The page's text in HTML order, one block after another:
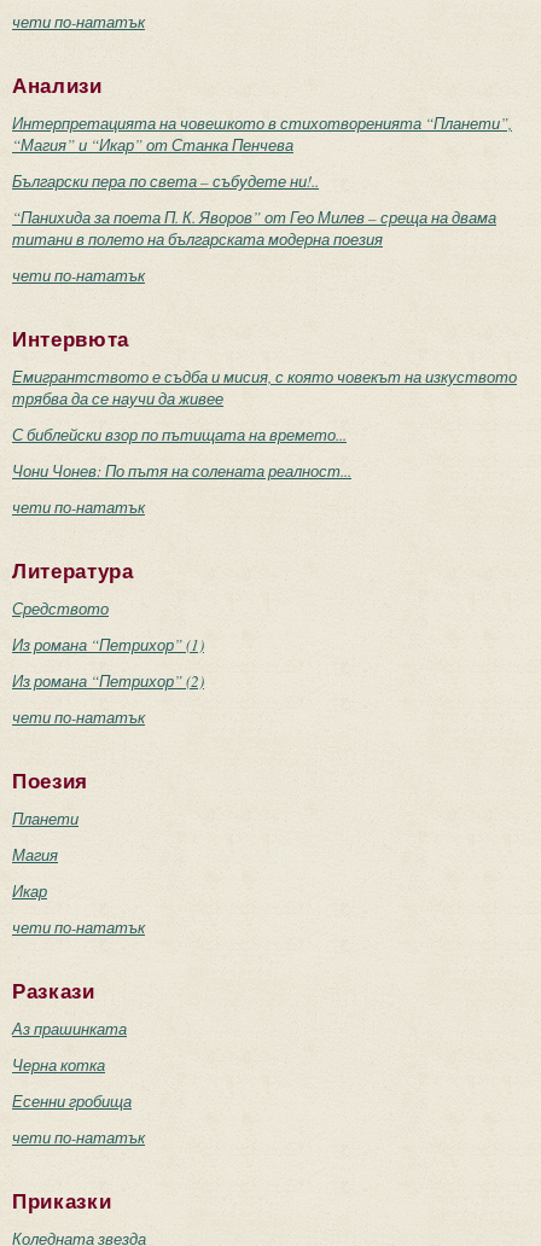
чети по-нататък
Анализи
Интерпретацията на човешкото в стихотворенията “Планети”,
“Магия” и “Икар” от Станка Пенчева
Български пера по света – събудете ни!..
“Панихида за поета П. К. Яворов” от Гео Милев – среща на двама
титани в полето на българската модерна поезия
чети по-нататък
Интервюта
Емигрантството е съдба и мисия, с която човекът на изкуството
трябва да се научи да живее
С библейски взор по пътищата на времето...
Чони Чонев: По пътя на солената реалност...
чети по-нататък
Литература
Средството
Из романа “Петрихор” (1)
Из романа “Петрихор” (2)
чети по-нататък
Поезия
Планети
Магия
Икар
чети по-нататък
Разкази
Аз прашинката
Черна котка
Есенни гробища
чети по-нататък
Приказки
Коледната звезда